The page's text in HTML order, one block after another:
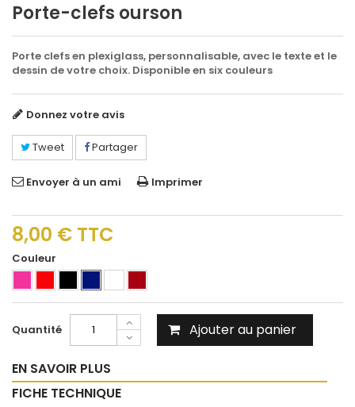
Porte-clefs ourson
Porte clefs en plexiglass, personnalisable, avec le texte et le
dessin de votre choix. Disponible en six couleurs
Donnez votre avis
Tweet Partager
Envoyer à un ami Imprimer
8,00 € TTC
Couleur
Quantité Ajouter au panier
EN SAVOIR PLUS
FICHE TECHNIQUE